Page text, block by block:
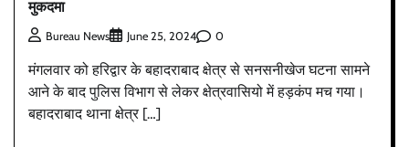
मुकदमा
Bureau News June 25, 2024 0
मंगलवार को हरिद्वार के बहादराबाद क्षेत्र से सनसनीखेज घटना सामने
आने के बाद पुलिस विभाग से लेकर क्षेत्रवासियो में हड़कंप मच गया।
बहादराबाद थाना क्षेत्र […]